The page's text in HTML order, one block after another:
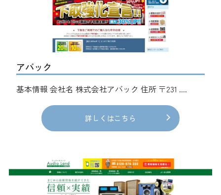
アバック
基本情報 会社名 株式会社アバック 住所 〒231 ....
詳しくはこちら